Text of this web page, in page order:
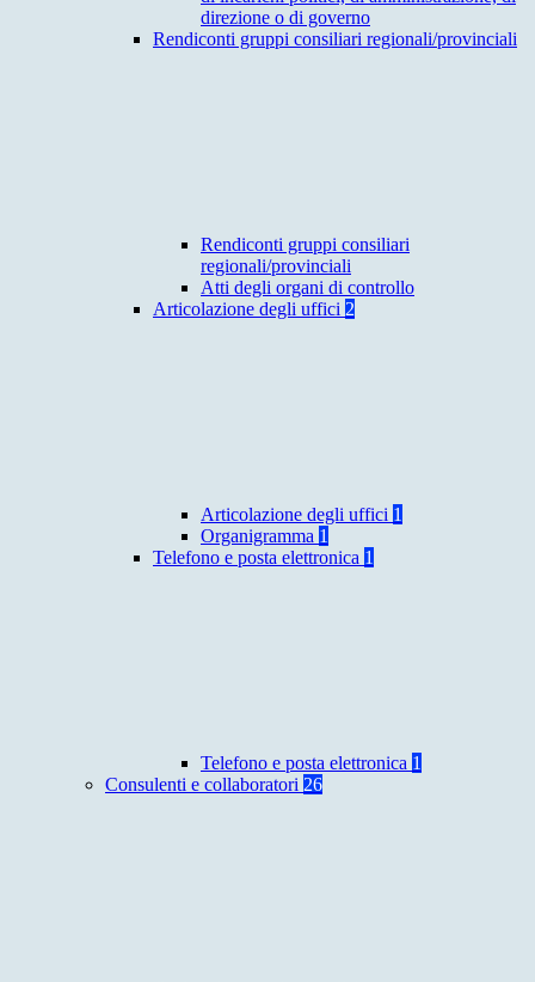
direzione o di governo
Rendiconti gruppi consiliari regionali/provinciali
Rendiconti gruppi consiliari
regionali/provinciali
Atti degli organi di controllo
Articolazione degli uffici 2
Articolazione degli uffici 1
Organigramma 1
Telefono e posta elettronica 1
Telefono e posta elettronica 1
Consulenti e collaboratori 26